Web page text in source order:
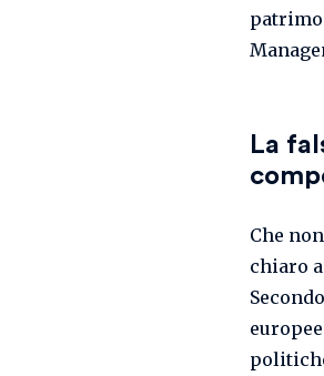
La
Che
chiaro
europee